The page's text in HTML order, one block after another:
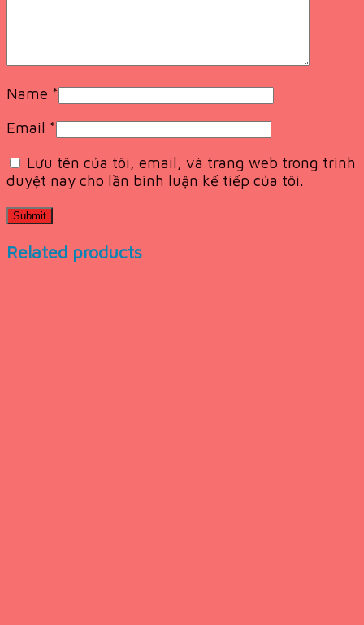
Name *
Email *
Lưu tên của tôi, email, và trang web trong trình
duyệt này cho lần bình luận kế tiếp của tôi.
Related products